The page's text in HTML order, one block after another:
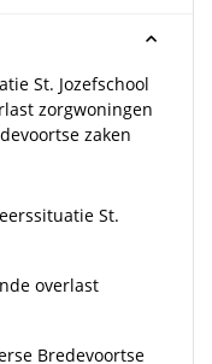
St. Jozefschool
zorgwoningen
zaken
St.
overlast
Bredevoortse